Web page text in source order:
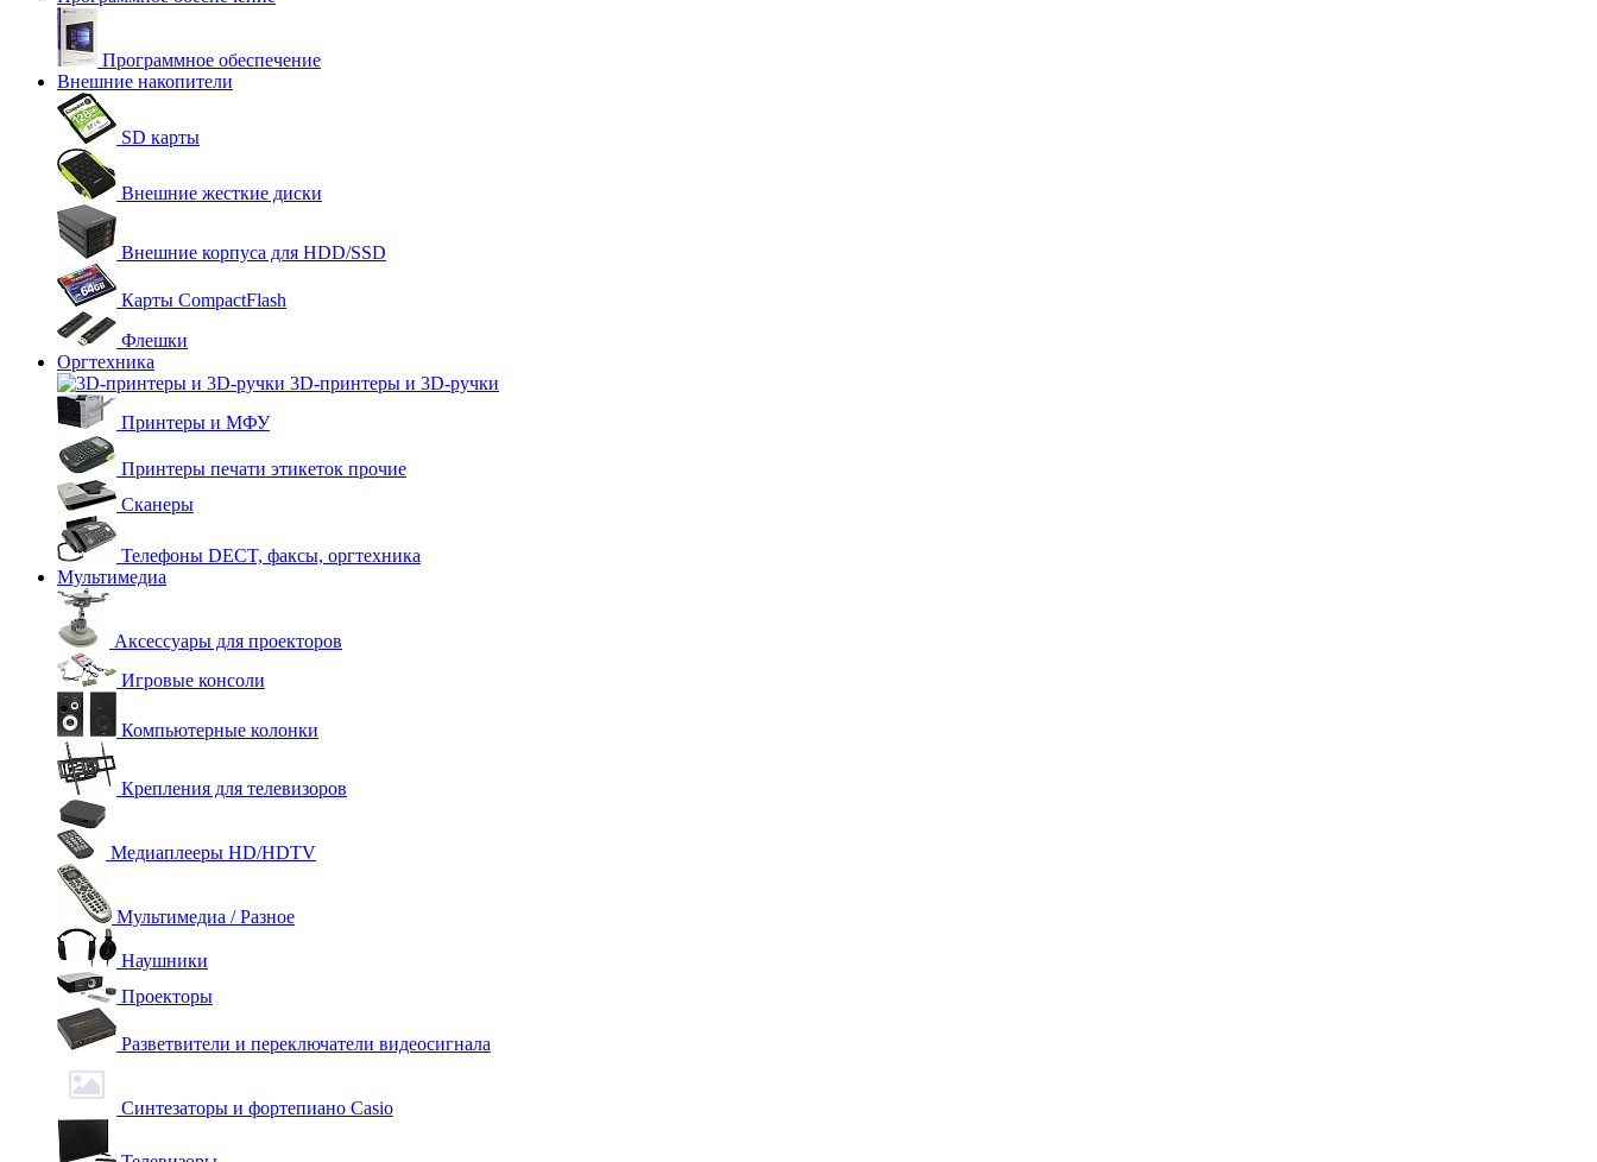
Программное обеспечение
Внешние накопители
SD карты
Внешние жесткие диски
Внешние корпуса для HDD/SSD
Карты CompactFlash
Флешки
Оргтехника
3D-принтеры и 3D-ручки
Принтеры и МФУ
Принтеры печати этикеток прочие
Сканеры
Телефоны DECT, факсы, оргтехника
Мультимедиа
Аксессуары для проекторов
Игровые консоли
Компьютерные колонки
Крепления для телевизоров
Медиаплееры HD/HDTV
Мультимедиа / Разное
Наушники
Проекторы
Разветвители и переключатели видеосигнала
Синтезаторы и фортепиано Casio